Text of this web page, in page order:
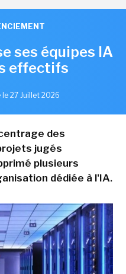
ses équipes IA
effectifs
le 27 Juillet 2026
des
jugés
plusieurs
dédiée à l'IA.